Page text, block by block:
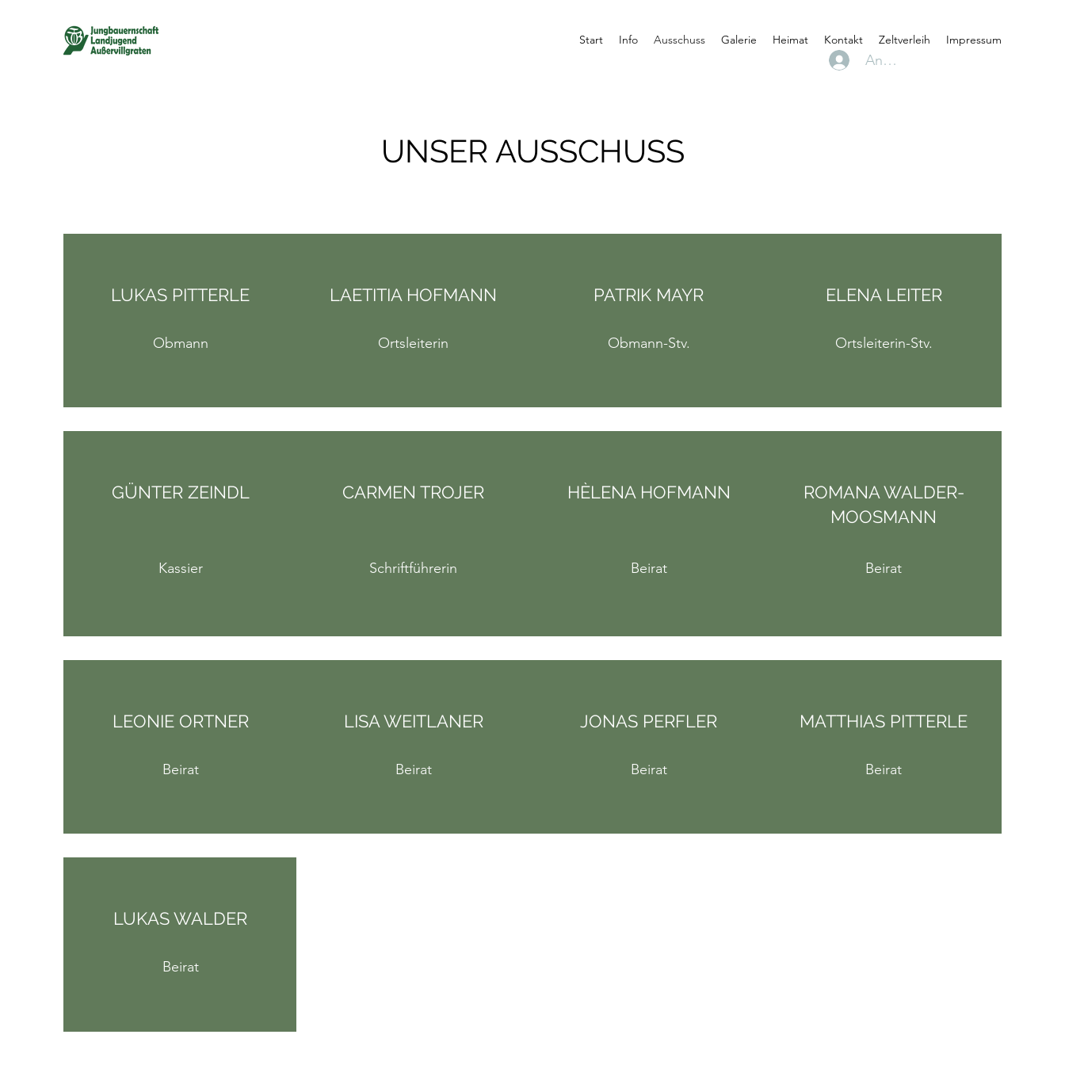
Start Info Ausschuss Galerie Heimat Kontakt Zeltverleih Impressum
Anmelden
UNSER AUSSCHUSS
LUKAS PITTERLE
Obmann
LAETITIA HOFMANN
Ortsleiterin
PATRIK MAYR
Obmann-Stv.
ELENA LEITER
Ortsleiterin-Stv.
GÜNTER ZEINDL
Kassier
CARMEN TROJER
Schriftführerin
HÈLENA HOFMANN
Beirat
ROMANA WALDER-
MOOSMANN
Beirat
LEONIE ORTNER
Beirat
LISA WEITLANER
Beirat
JONAS PERFLER
Beirat
MATTHIAS PITTERLE
Beirat
LUKAS WALDER
Beirat